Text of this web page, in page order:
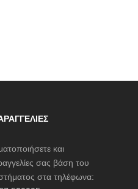
και
σας βάση του
στα τηλέφωνα: